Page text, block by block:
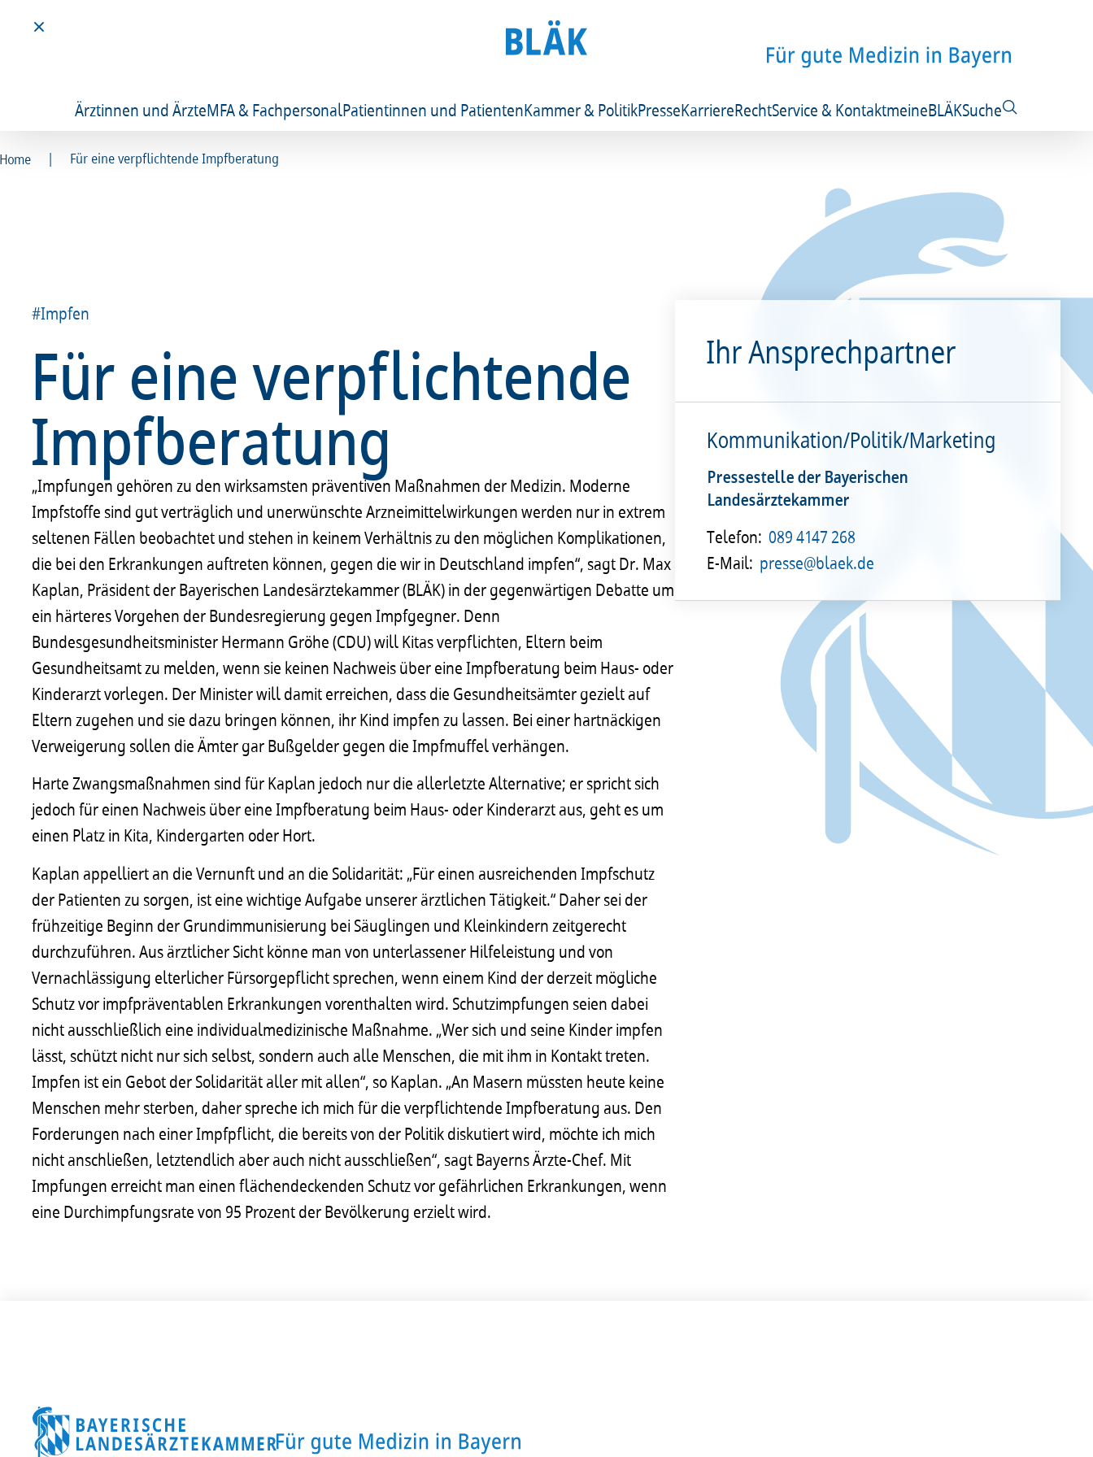
Ärztinnen und ÄrzteMFA & FachpersonalPatientinnen und PatientenKammer & PolitikPresseKarriereRechtService & KontaktmeineBLÄKSuche
Home | Für eine verpflichtende Impfberatung
#Impfen
Für eine verpflichtende
Impfberatung
„Impfungen gehören zu den wirksamsten präventiven Maßnahmen der Medizin. Moderne
Impfstoffe sind gut verträglich und unerwünschte Arzneimittelwirkungen werden nur in extrem
seltenen Fällen beobachtet und stehen in keinem Verhältnis zu den möglichen Komplikationen,
die bei den Erkrankungen auftreten können, gegen die wir in Deutschland impfen“, sagt Dr. Max
Kaplan, Präsident der Bayerischen Landesärztekammer (BLÄK) in der gegenwärtigen Debatte um
ein härteres Vorgehen der Bundesregierung gegen Impfgegner. Denn
Bundesgesundheitsminister Hermann Gröhe (CDU) will Kitas verpflichten, Eltern beim
Gesundheitsamt zu melden, wenn sie keinen Nachweis über eine Impfberatung beim Haus- oder
Kinderarzt vorlegen. Der Minister will damit erreichen, dass die Gesundheitsämter gezielt auf
Eltern zugehen und sie dazu bringen können, ihr Kind impfen zu lassen. Bei einer hartnäckigen
Verweigerung sollen die Ämter gar Bußgelder gegen die Impfmuffel verhängen.
Harte Zwangsmaßnahmen sind für Kaplan jedoch nur die allerletzte Alternative; er spricht sich
jedoch für einen Nachweis über eine Impfberatung beim Haus- oder Kinderarzt aus, geht es um
einen Platz in Kita, Kindergarten oder Hort.
Kaplan appelliert an die Vernunft und an die Solidarität: „Für einen ausreichenden Impfschutz
der Patienten zu sorgen, ist eine wichtige Aufgabe unserer ärztlichen Tätigkeit.“ Daher sei der
frühzeitige Beginn der Grundimmunisierung bei Säuglingen und Kleinkindern zeitgerecht
durchzuführen. Aus ärztlicher Sicht könne man von unterlassener Hilfeleistung und von
Vernachlässigung elterlicher Fürsorgepflicht sprechen, wenn einem Kind der derzeit mögliche
Schutz vor impfpräventablen Erkrankungen vorenthalten wird. Schutzimpfungen seien dabei
nicht ausschließlich eine individualmedizinische Maßnahme. „Wer sich und seine Kinder impfen
lässt, schützt nicht nur sich selbst, sondern auch alle Menschen, die mit ihm in Kontakt treten.
Impfen ist ein Gebot der Solidarität aller mit allen“, so Kaplan. „An Masern müssten heute keine
Menschen mehr sterben, daher spreche ich mich für die verpflichtende Impfberatung aus. Den
Forderungen nach einer Impfpflicht, die bereits von der Politik diskutiert wird, möchte ich mich
nicht anschließen, letztendlich aber auch nicht ausschließen“, sagt Bayerns Ärzte-Chef. Mit
Impfungen erreicht man einen flächendeckenden Schutz vor gefährlichen Erkrankungen, wenn
eine Durchimpfungsrate von 95 Prozent der Bevölkerung erzielt wird.
Ihr Ansprechpartner
Kommunikation/Politik/Marketing
Pressestelle der Bayerischen
Landesärztekammer
Telefon: 089 4147 268
E-Mail: presse@blaek.de